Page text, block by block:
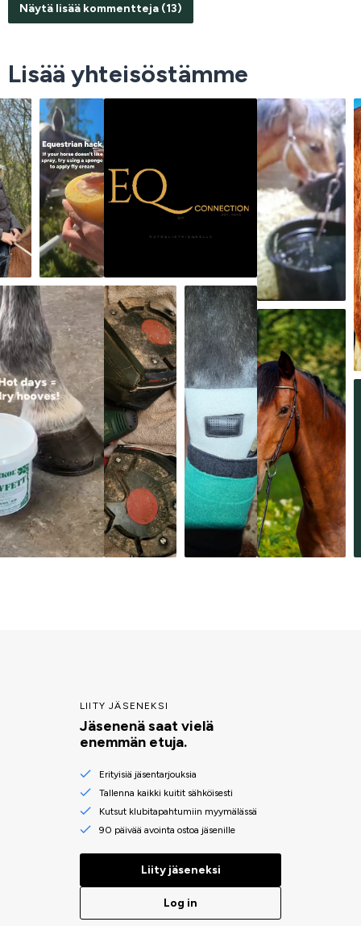
Näytä lisää kommentteja (13)
Lisää yhteisöstämme
LIITY JÄSENEKSI
Jäsenenä saat vielä
enemmän etuja.
Erityisiä jäsentarjouksia
Tallenna kaikki kuitit sähköisesti
Kutsut klubitapahtumiin myymälässä
90 päivää avointa ostoa jäsenille
Liity jäseneksi
Log in